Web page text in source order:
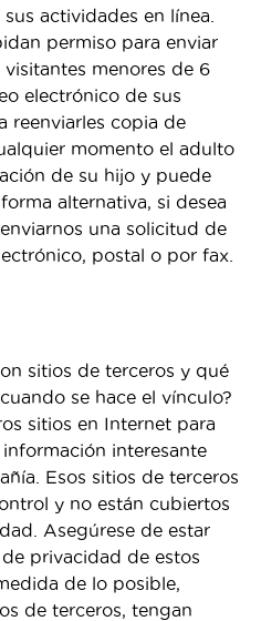
actividades en línea.
permiso para enviar
menores de 6
electrónico de sus
reenviarles copia de
momento el adulto
de su hijo y puede
alternativa, si desea
una solicitud de
postal o por fax.
sitios de terceros y qué
se hace el vínculo?
sitios en Internet para
interesante
Esos sitios de terceros
y no están cubiertos
Asegúrese de estar
privacidad de estos
de lo posible,
de terceros, tengan